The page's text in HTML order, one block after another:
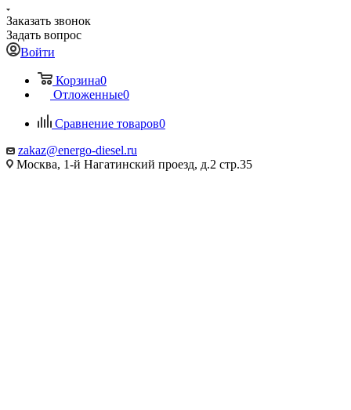
Заказать звонок
Задать вопрос
Войти
Корзина0
Отложенные0
Сравнение товаров0
zakaz@energo-diesel.ru
Москва, 1-й Нагатинский проезд, д.2 стр.35